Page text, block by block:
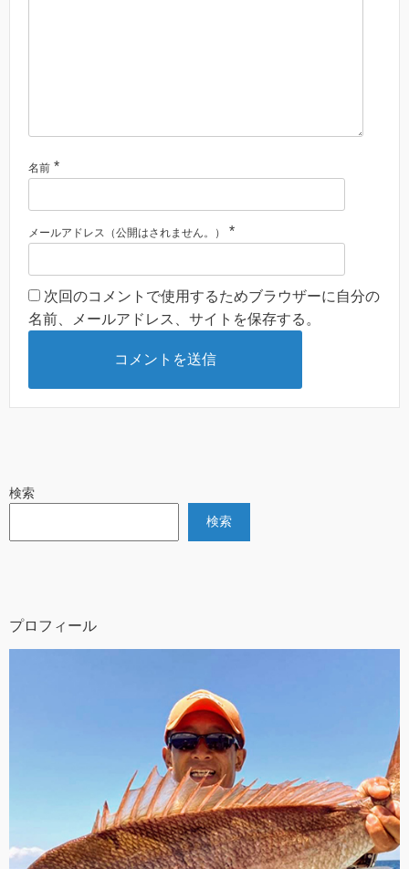
名前 *
メールアドレス（公開はされません。） *
次回のコメントで使用するためブラウザーに自分の
名前、メールアドレス、サイトを保存する。
検索
検索
プロフィール